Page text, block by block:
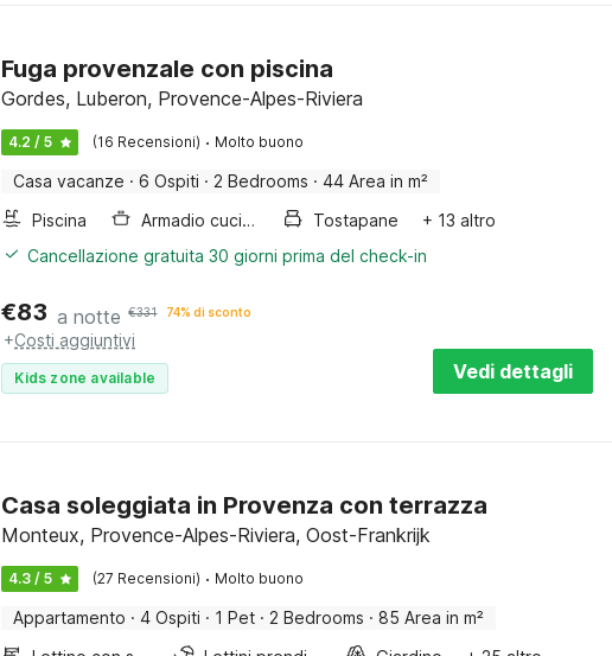
Fuga provenzale con piscina
Gordes, Luberon, Provence-Alpes-Riviera
4.2 / 5 (16 Recensioni) · Molto buono
Casa vacanze · 6 Ospiti · 2 Bedrooms · 44 Area in m²
Piscina
Armadio cucina Tostapane
+ 13 altro
Cancellazione gratuita 30 giorni prima del check-in
€83 a notte €331 74% di sconto
+Costi aggiuntivi
Kids zone available Vedi dettagli
Casa soleggiata in Provenza con terrazza
Monteux, Provence-Alpes-Riviera, Oost-Frankrijk
4.3 / 5 (27 Recensioni) · Molto buono
Appartamento · 4 Ospiti · 1 Pet · 2 Bedrooms · 85 Area in m²